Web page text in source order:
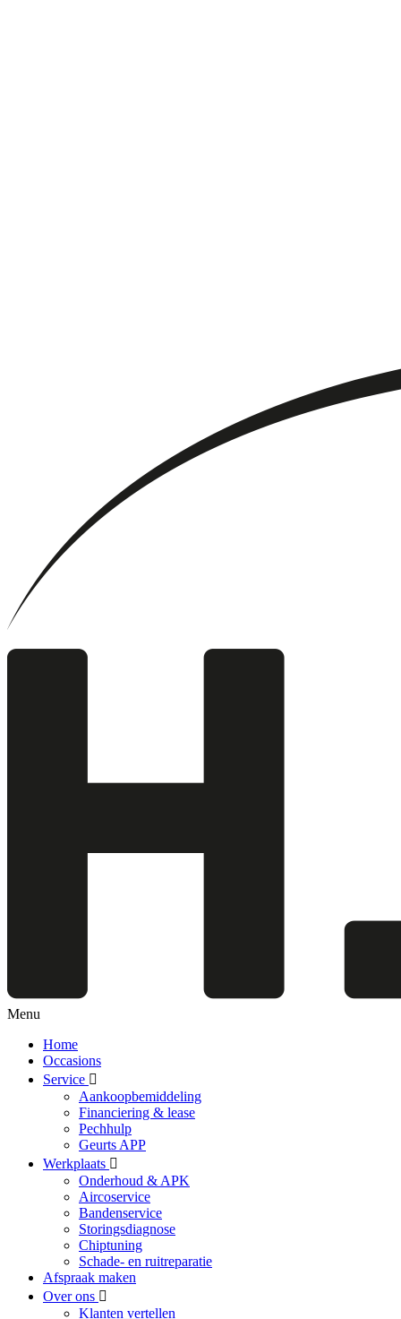
Menu
Home
Occasions
Service
Aankoopbemiddeling
Financiering & lease
Pechhulp
Geurts APP
Werkplaats
Onderhoud & APK
Aircoservice
Bandenservice
Storingsdiagnose
Chiptuning
Schade- en ruitreparatie
Afspraak maken
Over ons
Klanten vertellen